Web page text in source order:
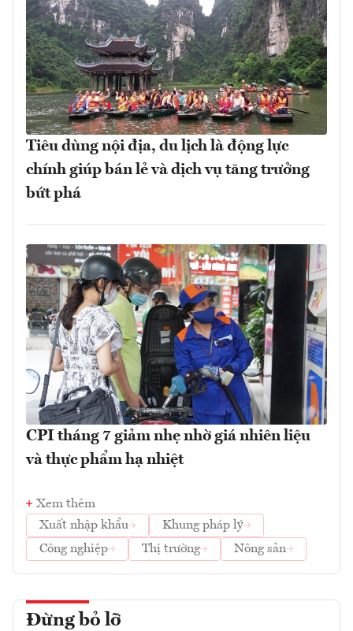
Tiêu dùng nội địa, du lịch là động lực
chính giúp bán lẻ và dịch vụ tăng trưởng
bứt phá
CPI tháng 7 giảm nhẹ nhờ giá nhiên liệu
và thực phẩm hạ nhiệt
Xem thêm
Xuất nhập khẩu
Khung pháp lý
Công nghiệp
Thị trường Nông sản
Đừng bỏ lỡ